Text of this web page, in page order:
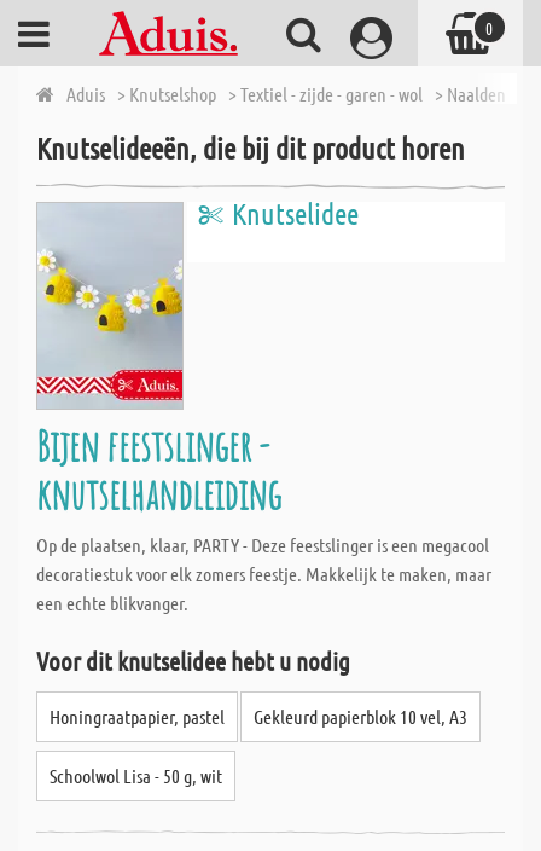
Aduis > Knutselshop > Textiel - zijde - garen - wol > Naalden en
Knutselideeën, die bij dit product horen
Knutselidee
Bijen feestslinger -
knutselhandleiding
Op de plaatsen, klaar, PARTY - Deze feestslinger is een megacool
decoratiestuk voor elk zomers feestje. Makkelijk te maken, maar
een echte blikvanger.
Voor dit knutselidee hebt u nodig
Honingraatpapier, pastel Gekleurd papierblok 10 vel, A3
Schoolwol Lisa - 50 g, wit
0